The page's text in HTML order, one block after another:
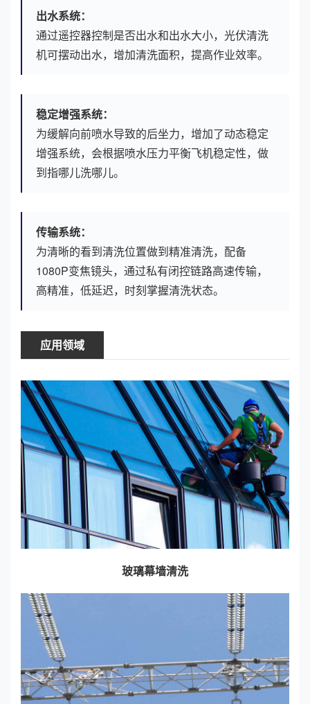
出水系统：
通过遥控器控制是否出水和出水大小，光伏清洗
机可摆动出水，增加清洗面积，提高作业效率。
稳定增强系统：
为缓解向前喷水导致的后坐力，增加了动态稳定
增强系统，会根据喷水压力平衡飞机稳定性，做
到指哪儿洗哪儿。
传输系统：
为清晰的看到清洗位置做到精准清洗，配备
1080P变焦镜头，通过私有闭控链路高速传输，
高精准，低延迟，时刻掌握清洗状态。
应用领域
玻璃幕墙清洗